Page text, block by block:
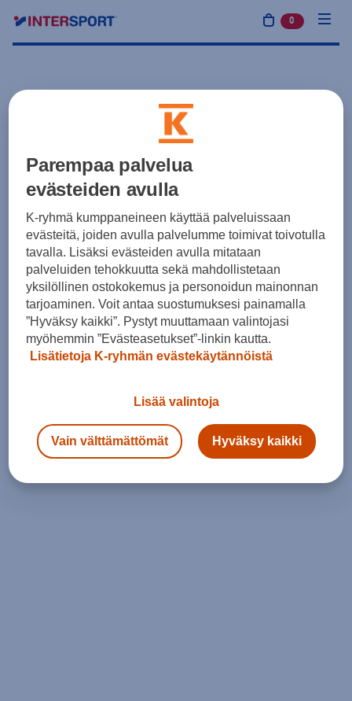
0 tuotetta
Parempaa palvelua
evästeiden avulla
K-ryhmä kumppaneineen käyttää palveluissaan
evästeitä, joiden avulla palvelumme toimivat toivotulla
tavalla. Lisäksi evästeiden avulla mitataan
palveluiden tehokkuutta sekä mahdollistetaan
yksilöllinen ostokokemus ja personoidun mainonnan
tarjoaminen. Voit antaa suostumuksesi painamalla
”Hyväksy kaikki”. Pystyt muuttamaan valintojasi
myöhemmin ”Evästeasetukset”-linkin kautta.
Lisätietoja K-ryhmän evästekäytännöistä
Lisää valintoja
Vain välttämättömät Hyväksy kaikki